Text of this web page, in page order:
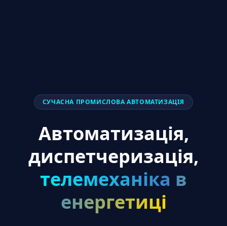
СУЧАСНА ПРОМИСЛОВА АВТОМАТИЗАЦІЯ
Автоматизація,
диспетчеризація,
телемеханіка в
енергетиці